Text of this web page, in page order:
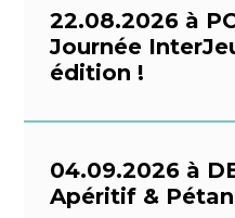
22.08.2026 à
Journée
édition !
04.09.2026 à
Apéritif &